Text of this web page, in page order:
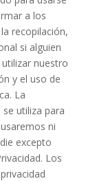
a los
recopilación,
si alguien
nuestro
y el uso de
La
utiliza para
ni
excepto
Los